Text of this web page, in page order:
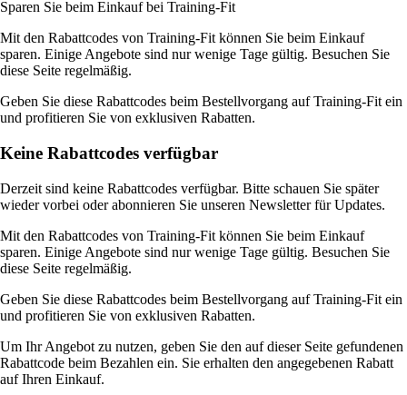
Sparen Sie beim Einkauf bei Training-Fit
Mit den Rabattcodes von Training-Fit können Sie beim Einkauf
sparen. Einige Angebote sind nur wenige Tage gültig. Besuchen Sie
diese Seite regelmäßig.
Geben Sie diese Rabattcodes beim Bestellvorgang auf Training-Fit ein
und profitieren Sie von exklusiven Rabatten.
Keine Rabattcodes verfügbar
Derzeit sind keine Rabattcodes verfügbar. Bitte schauen Sie später
wieder vorbei oder abonnieren Sie unseren Newsletter für Updates.
Mit den Rabattcodes von Training-Fit können Sie beim Einkauf
sparen. Einige Angebote sind nur wenige Tage gültig. Besuchen Sie
diese Seite regelmäßig.
Geben Sie diese Rabattcodes beim Bestellvorgang auf Training-Fit ein
und profitieren Sie von exklusiven Rabatten.
Um Ihr Angebot zu nutzen, geben Sie den auf dieser Seite gefundenen
Rabattcode beim Bezahlen ein. Sie erhalten den angegebenen Rabatt
auf Ihren Einkauf.